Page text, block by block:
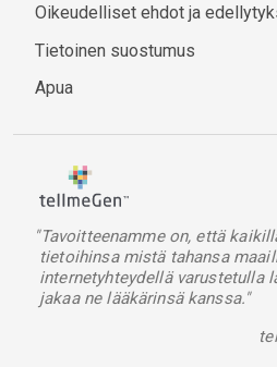
Oikeudelliset ehdot ja
Tietoinen suostumus
Apua
"Tavoitteenamme on, että
tietoihinsa mistä tahansa
internetyhteydellä varustetulla
jakaa ne lääkärinsä kanssa."